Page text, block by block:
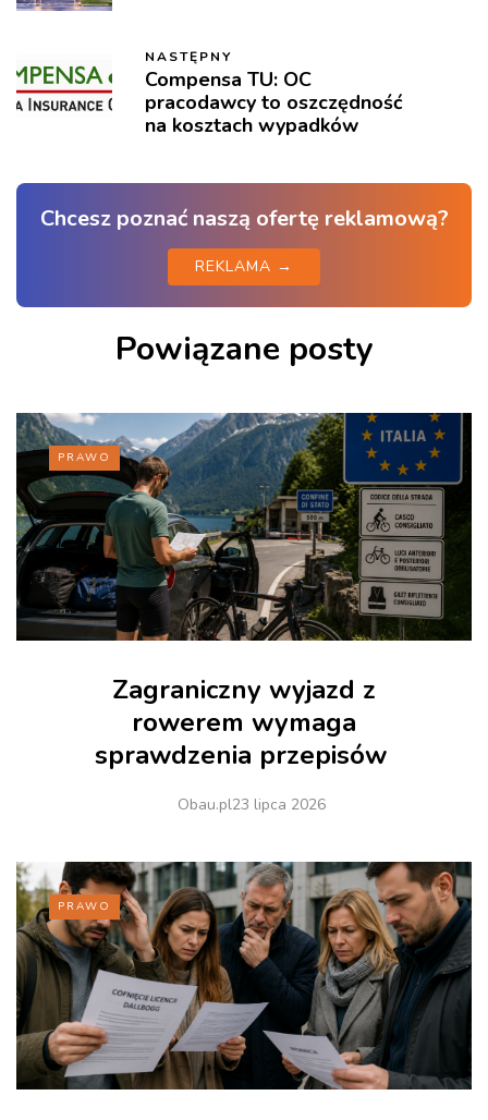
NASTĘPNY
Compensa TU: OC
pracodawcy to oszczędność
na kosztach wypadków
Chcesz poznać naszą ofertę reklamową?
REKLAMA →
Powiązane posty
PRAWO
Zagraniczny wyjazd z
rowerem wymaga
sprawdzenia przepisów
Obau.pl23 lipca 2026
PRAWO